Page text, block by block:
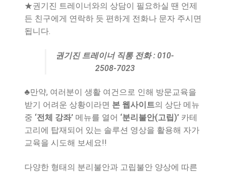
★권기진 트레이너와의 상담이 필요하실 땐 언제
든 친구에게 연락하 듯 편하게 전화나 문자 주시면
됩니다.
권기진 트레이너 직통 전화 : 010-
2508-7023
♣만약, 여러분이 생활 여건으로 인해 방문교육을
받기 어려운 상황이라면 본 웹사이트의 상단 메뉴
중 ‘전체 강좌’ 메뉴를 열어 ‘분리불안(고립)’ 카테
고리에 탑재되어 있는 솔루션 영상을 활용해 자가
교육을 시도해 보세요!!
다양한 형태의 분리불안과 고립불안 양상에 따른